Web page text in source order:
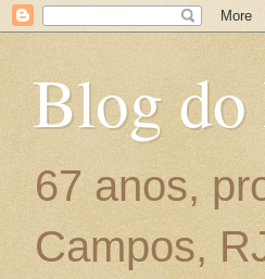
Blog do
67 anos,
Campos,